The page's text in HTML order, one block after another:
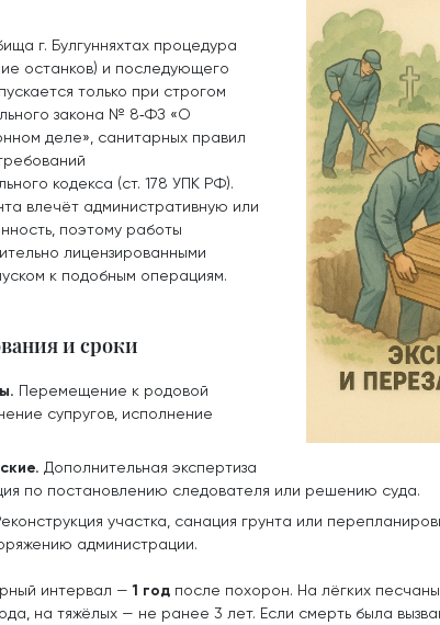
г. Булгунняхтах процедура
останков) и последующего
только при строгом
закона № 8‑ФЗ «О
деле», санитарных правил
кодекса (ст. 178 УПК РФ).
влечёт административную или
поэтому работы
лицензированными
к подобным операциям.
и сроки
Перемещение к родовой
супругов, исполнение
Дополнительная экспертиза
по постановлению следователя или решению суда.
участка, санация грунта или
администрации.
интервал —1 год после похорон. На лёгких
на тяжёлых — не ранее 3 лет. Если смерть была